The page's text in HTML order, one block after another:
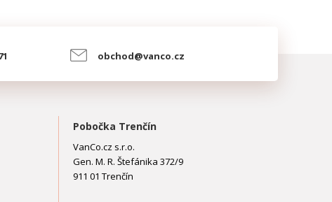
obchod@vanco.cz
Pobočka Trenčín
VanCo.cz s.r.o.
Gen. M. R. Štefánika 372/9
911 01 Trenčín